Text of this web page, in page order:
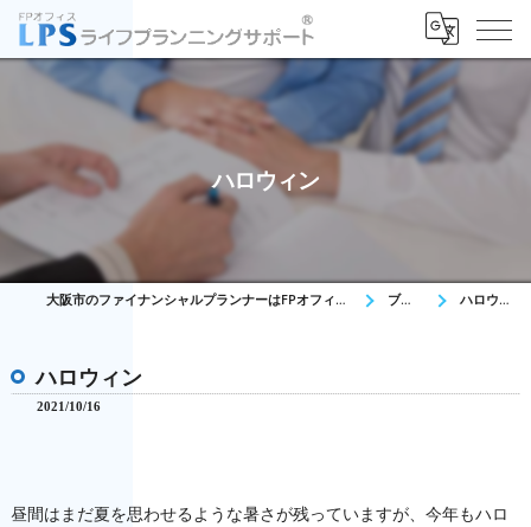
ハロウィン
大阪市のファイナンシャルプランナーはFPオフィス LPS ブログ ハロウィン
ハロウィン
2021/10/16
昼間はまだ夏を思わせるような暑さが残っていますが、 今年もハロ